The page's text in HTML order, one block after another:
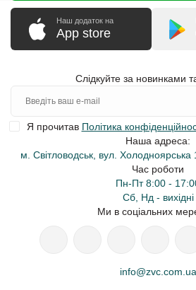
Наш додаток на
App store
Слідкуйте за новинками
Я прочитав Політика
Наша адреса:
м. Світловодськ, вул.
Час роботи
Пн-Пт 8:00 -
Сб, Нд - вихідні
Ми в соціальних
info@zvc.com.ua